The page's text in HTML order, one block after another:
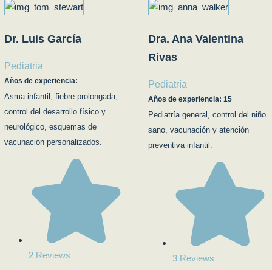
Dr. Luis García
Pediatria
Años de experiencia:
Asma infantil, fiebre prolongada,
control del desarrollo físico y
neurológico, esquemas de
vacunación personalizados.
2 Reviews
Dra. Ana Valentina
Rivas
Pediatría
Años de experiencia: 15
Pediatría general, control del niño
sano, vacunación y atención
preventiva infantil.
3 Reviews